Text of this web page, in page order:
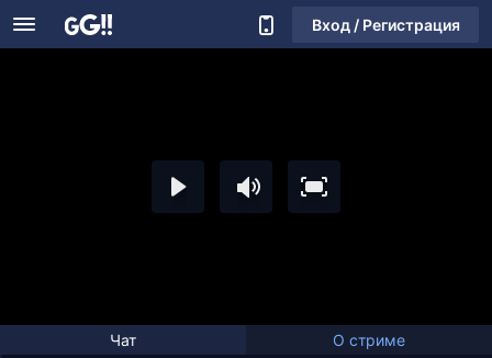
Вход / Регистрация
Чат О стриме